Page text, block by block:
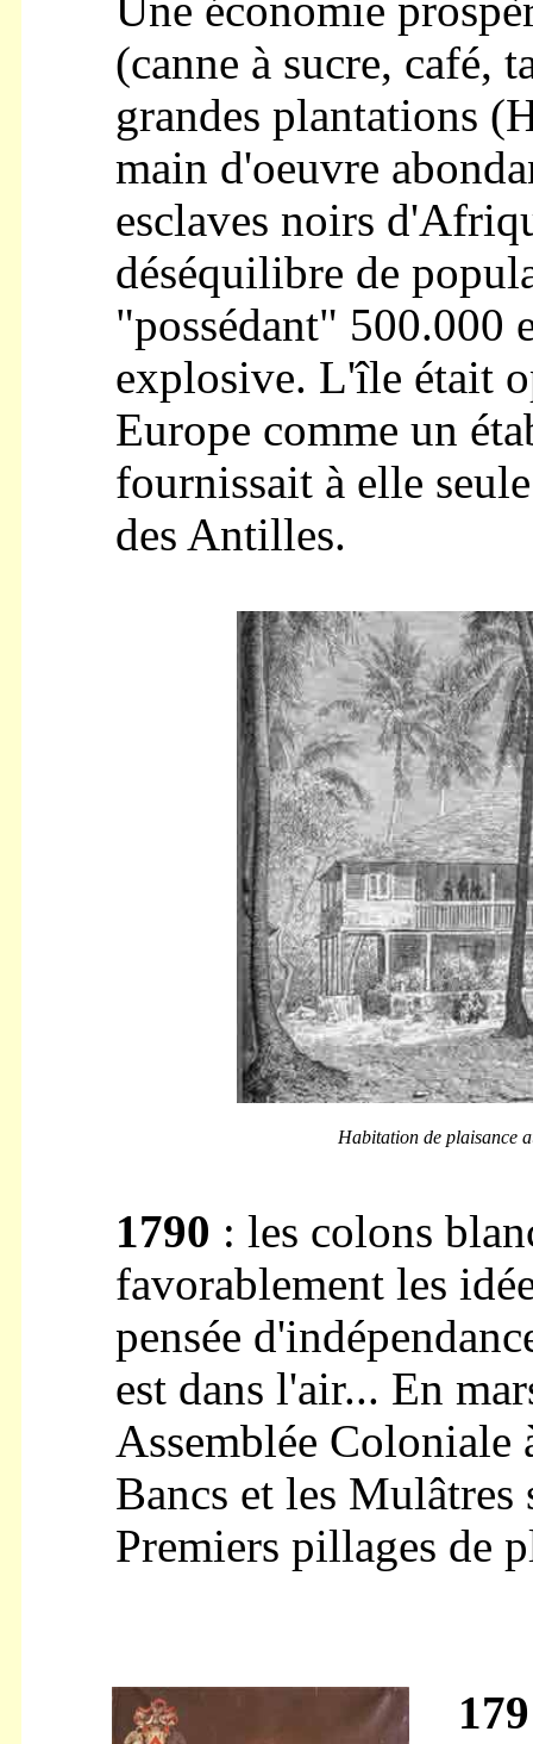
Une économie
(canne à sucre, café,
grandes plantations
main d'oeuvre
esclaves noirs
déséquilibre de
"possédant" 500.000
explosive. L'île était
Europe comme un
fournissait à elle
des Antilles.
Habitation de plaisance
1790 : les colons
favorablement les
pensée
est dans l'air... En
Assemblée Coloniale
Bancs et les
Premiers pillages de